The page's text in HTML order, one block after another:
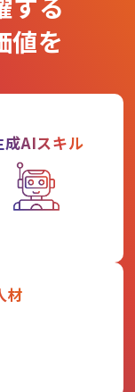
値を
成AIスキル
材